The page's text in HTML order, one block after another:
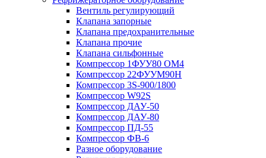
Вентиль регулирующий
Клапана запорные
Клапана предохранительные
Клапана прочие
Клапана сильфонные
Компрессор 1ФУУ80 ОМ4
Компрессор 22ФУУМ90Н
Компрессор 3S-900/1800
Компрессор W92S
Компрессор ДАУ-50
Компрессор ДАУ-80
Компрессор ПД-55
Компрессор ФВ-6
Разное оборудование